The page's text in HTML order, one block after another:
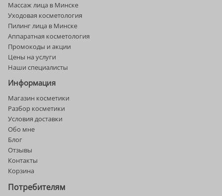
Массаж лица в Минске
Уходовая косметология
Пилинг лица в Минске
Аппаратная косметология
Промокоды и акции
Цены на услуги
Наши специалисты
Информация
Магазин косметики
Разбор косметики
Условия доставки
Обо мне
Блог
Отзывы
Контакты
Корзина
Потребителям